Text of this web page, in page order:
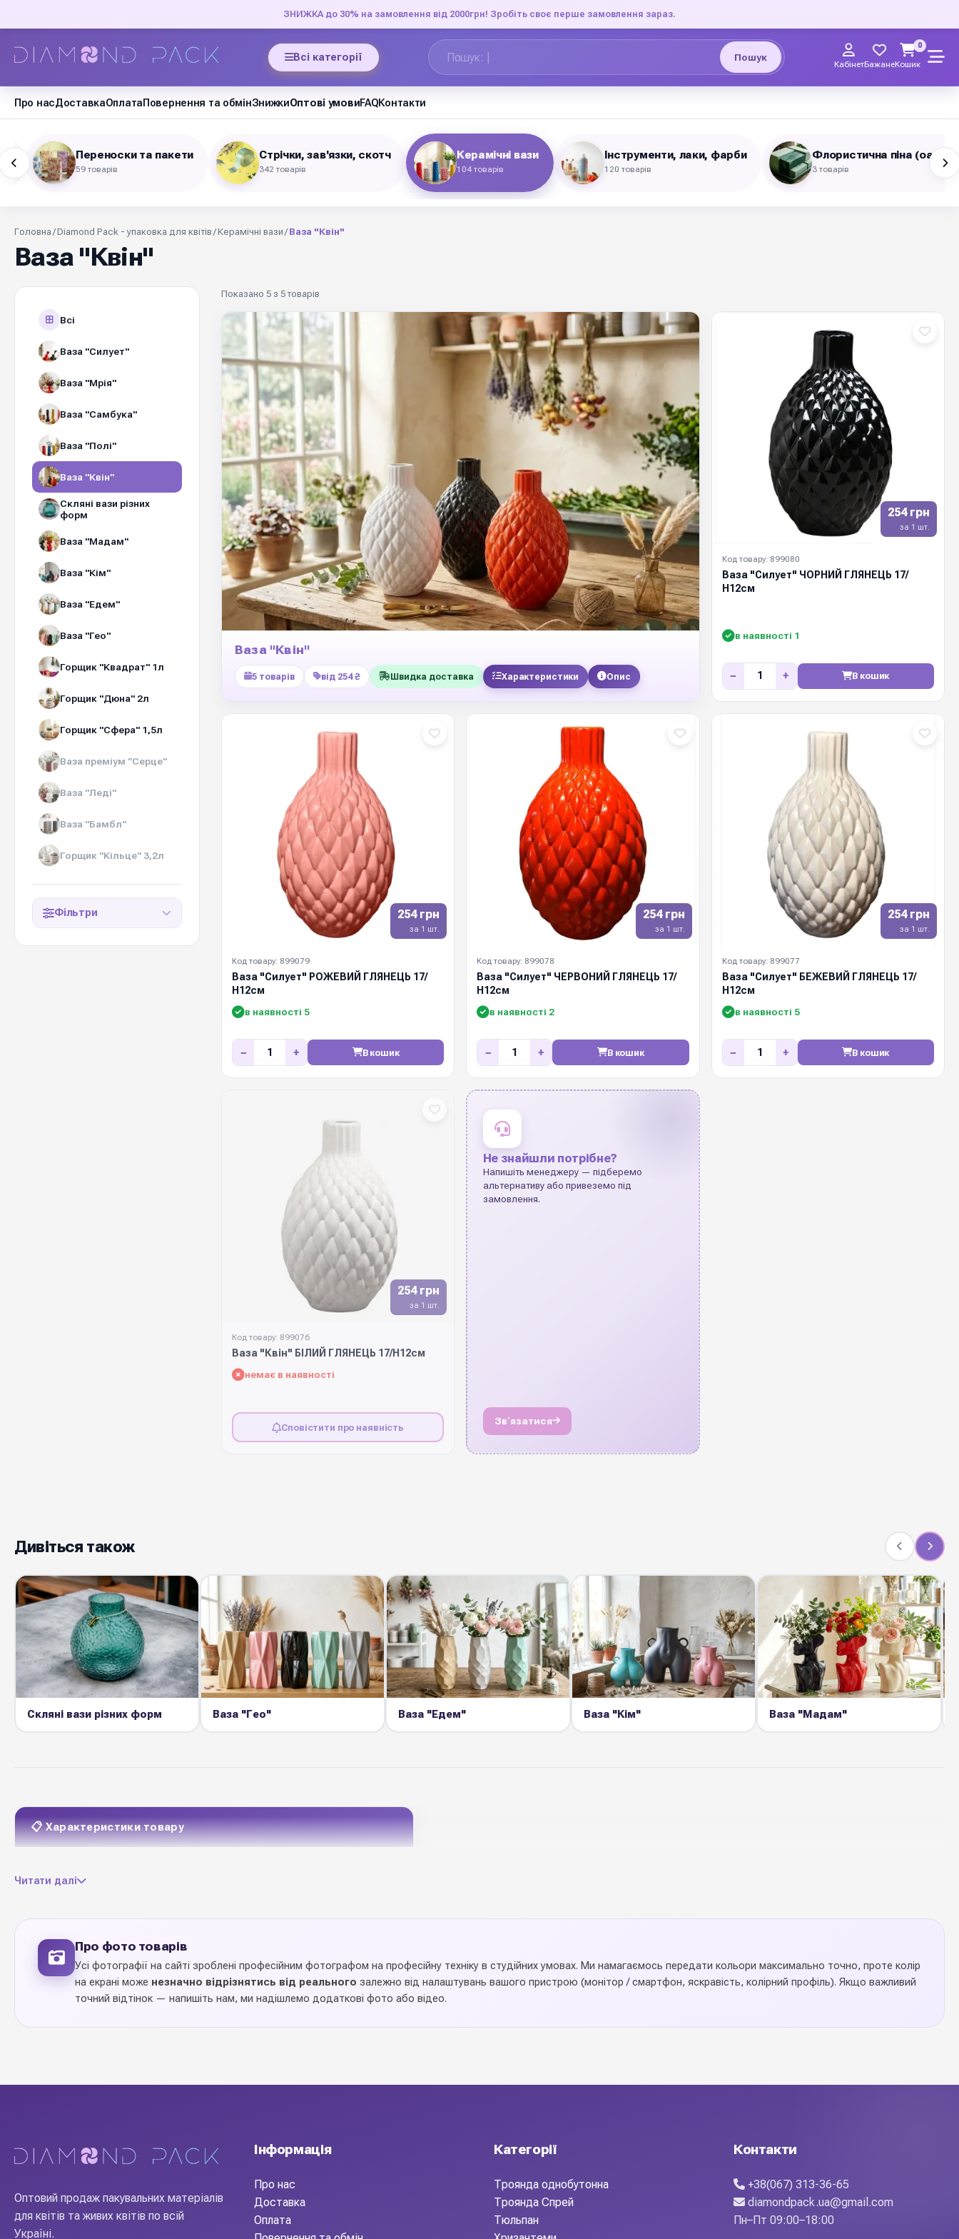
ЗНИЖКА до 30% на замовлення від 2000грн! Зробіть своє перше замовлення зараз.
Всі категорії Пошук
КабінетБажанеКошик
0
Про насДоставкаОплатаПовернення та обмінЗнижкиОптові умовиFAQКонтакти
Переноски та пакети
59 товарів
Стрічки, зав'язки, скотч
342 товарів
Керамічні вази
104 товарів
Інструменти, лаки, фарби
120 товарів
Флористична піна (оазис)
3 товарів
Головна /Diamond Pack - упаковка для квітів /Керамічні вази / Ваза "Квін"
Ваза "Квін"
Всі
Ваза "Силует"
Ваза "Мрія"
Ваза "Самбука"
Ваза "Полі"
Ваза "Квін"
Скляні вази різних
форм
Ваза "Мадам"
Ваза "Кім"
Ваза "Едем"
Ваза "Гео"
Горщик "Квадрат" 1л
Горщик "Дюна" 2л
Горщик "Сфера" 1,5л
Ваза преміум "Серце"
Ваза "Леді"
Ваза "Бамбл"
Горщик "Кільце" 3,2л
Фільтри
Показано 5 з 5 товарів
Ваза "Квін"
5 товарів від 254 ₴ Швидка доставка Характеристики Опис
254 грн
за 1 шт.
Код товару: 899080
Ваза "Силует" ЧОРНИЙ ГЛЯНЕЦЬ 17/
Н12см
в наявності 1
− + В кошик
254 грн
за 1 шт.
Код товару: 899079
Ваза "Силует" РОЖЕВИЙ ГЛЯНЕЦЬ 17/
Н12см
в наявності 5
− + В кошик
254 грн
за 1 шт.
Код товару: 899078
Ваза "Силует" ЧЕРВОНИЙ ГЛЯНЕЦЬ 17/
Н12см
в наявності 2
− + В кошик
254 грн
за 1 шт.
Код товару: 899077
Ваза "Силует" БЕЖЕВИЙ ГЛЯНЕЦЬ 17/
Н12см
в наявності 5
− + В кошик
254 грн
за 1 шт.
Код товару: 899076
Ваза "Квін" БІЛИЙ ГЛЯНЕЦЬ 17/Н12см
немає в наявності
Сповістити про наявність
Не знайшли потрібне?
Напишіть менеджеру — підберемо
альтернативу або привеземо під
замовлення.
Звʼязатися
Дивіться також
Скляні вази різних форм Ваза "Гео" Ваза "Едем" Ваза "Кім" Ваза "Мадам"
📋 Характеристики товару
Діаметр зверху-8,5 см
Призначення
оформлення)
Виробник Україна
ідеальним подарунком або робочим інструментом флориста. Підходить для композицій у магазинах, ресторанах, готелях та домашніх інтерʼєрах. Купуйте оптом у Diamond Pack —
широкий асортимент і вигідні ціни.
Читати далі
Про фото товарів
Усі фотографії на сайті зроблені професійним фотографом на професійну техніку в студійних умовах. Ми намагаємось передати кольори максимально точно, проте колір
на екрані може незначно відрізнятись від реального залежно від налаштувань вашого пристрою (монітор / смартфон, яскравість, колірний профіль). Якщо важливий
точний відтінок — напишіть нам, ми надішлемо додаткові фото або відео.
Оптовий продаж пакувальних матеріалів
для квітів та живих квітів по всій
Україні.
Інформація
Про нас
Доставка
Оплата
Категорії
Троянда однобутонна
Троянда Спрей
Тюльпан
Контакти
+38(067) 313-36-65
diamondpack.ua@gmail.com
Пн–Пт 09:00–18:00